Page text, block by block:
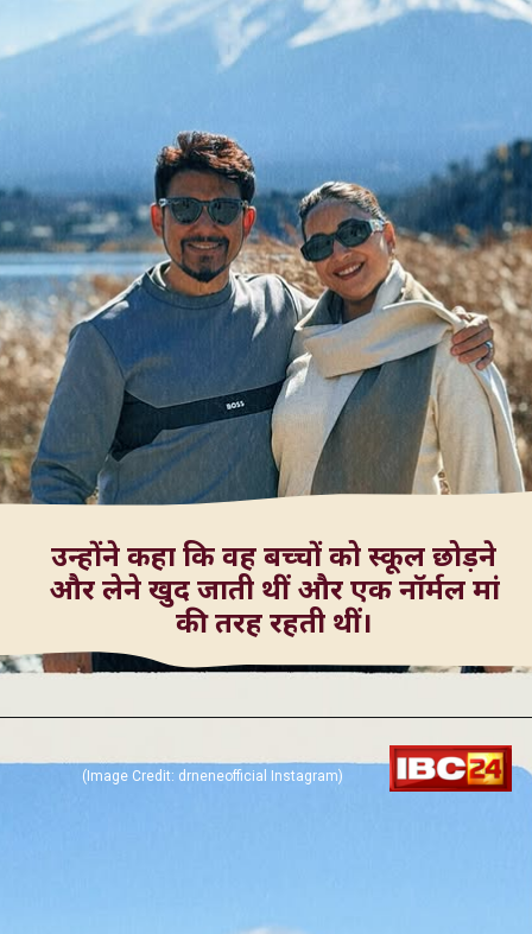
उन्होंने कहा कि वह बच्चों को स्कूल छोड़ने
और लेने खुद जाती थीं और एक नॉर्मल मां
(Image Credit: drneneofficial Instagram)